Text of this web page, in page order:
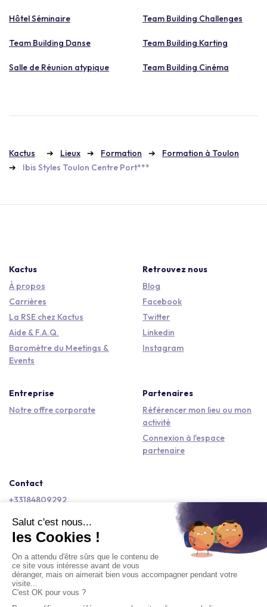
Hôtel Séminaire Team Building Challenges
Team Building Danse Team Building Karting
Salle de Réunion atypique Team Building Cinéma
Kactus Lieux Formation
Formation à Toulon
Ibis Styles Toulon Centre Port***
Kactus
À propos
Carrières
La RSE chez Kactus
Aide & F.A.Q.
Baromètre du Meetings &
Events
Retrouvez nous
Blog
Facebook
Twitter
Linkedin
Instagram
Entreprise
Notre offre corporate
Partenaires
Référencer mon lieu ou mon
activité
Connexion à l'espace
partenaire
Contact
+33184809292
Copyright © 2026 Kactus Tous droits réservés
Conditions générales d'utilisation
Mentions légales
Signaler un contenu